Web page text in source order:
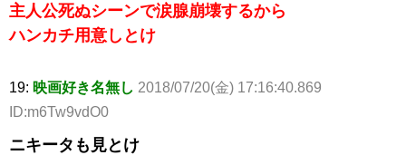
主人公死ぬシーンで涙腺崩壊するから
ハンカチ用意しとけ
19: 映画好き名無し 2018/07/20(金) 17:16:40.869
ID:m6Tw9vdO0
ニキータも見とけ